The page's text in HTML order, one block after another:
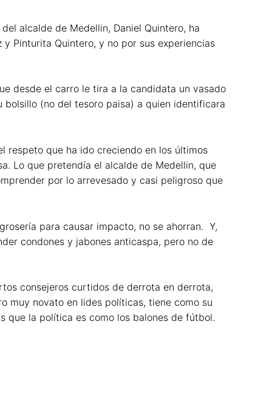
alcalde de Medellin, Daniel Quintero, ha
Pinturita Quintero, y no por sus experiencias
desde el carro le tira a la candidata un vasado
(no del tesoro paisa) a quien identificara
respeto que ha ido creciendo en los últimos
Lo que pretendía el alcalde de Medellin, que
por lo arrevesado y casi peligroso que
para causar impacto, no se ahorran. Y,
condones y jabones anticaspa, pero no de
consejeros curtidos de derrota en derrota,
muy novato en lides políticas, tiene como su
que la política es como los balones de fútbol.